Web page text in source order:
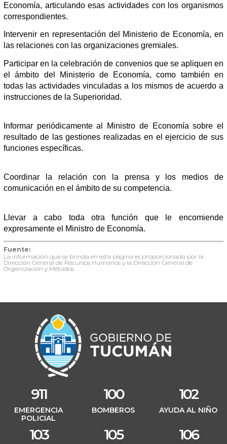
Economía, articulando esas actividades con los organismos
correspondientes.
Intervenir en representación del Ministerio de Economía, en
las relaciones con las organizaciones gremiales.
Participar en la celebración de convenios que se apliquen en
el ámbito del Ministerio de Economía, como también en
todas las actividades vinculadas a los mismos de acuerdo a
instrucciones de la Superioridad.
Informar periódicamente al Ministro de Economía sobre el
resultado de las gestiones realizadas en el ejercicio de sus
funciones específicas.
Coordinar la relación con la prensa y los medios de
comunicación en el ámbito de su competencia.
Llevar a cabo toda otra función que le encomiende
expresamente el Ministro de Economía.
Fuente:
La información que se brinda en esta página es proporcionada por la
Dirección General de Recursos Humanos y la Dirección General de
Organización y Métodos.
911
EMERGENCIA
POLICIAL
100
BOMBEROS
102
AYUDA AL NIÑO
103 105 106